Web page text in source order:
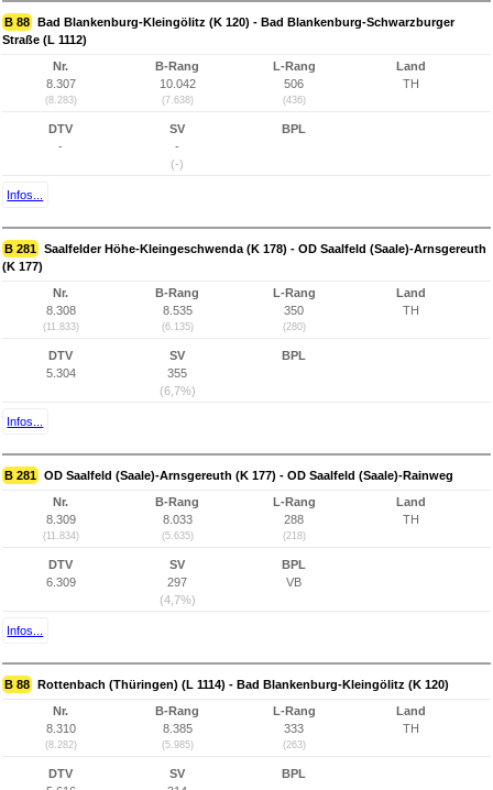
B 88 Bad Blankenburg-Kleingölitz (K 120) - Bad Blankenburg-Schwarzburger
Straße (L 1112)
Nr.
8.307
(8.283)
B-Rang
10.042
(7.638)
L-Rang
506
(436)
Land
TH
DTV
-
SV
-
(-)
BPL
Infos...
B 281 Saalfelder Höhe-Kleingeschwenda (K 178) - OD Saalfeld (Saale)-Arnsgereuth
(K 177)
Nr.
8.308
(11.833)
B-Rang
8.535
(6.135)
L-Rang
350
(280)
Land
TH
DTV
5.304
SV
355
(6,7%)
BPL
Infos...
B 281 OD Saalfeld (Saale)-Arnsgereuth (K 177) - OD Saalfeld (Saale)-Rainweg
Nr.
8.309
(11.834)
B-Rang
8.033
(5.635)
L-Rang
288
(218)
Land
TH
DTV
6.309
SV
297
(4,7%)
BPL
VB
Infos...
B 88 Rottenbach (Thüringen) (L 1114) - Bad Blankenburg-Kleingölitz (K 120)
Nr.
8.310
(8.282)
B-Rang
8.385
(5.985)
L-Rang
333
(263)
Land
TH
DTV
SV
BPL